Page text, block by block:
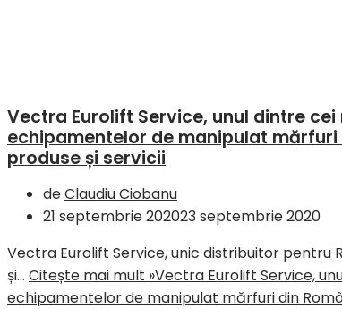
Vectra Eurolift Service, unul dintre
echipamentelor de manipulat
produse și servicii
deClaudiu Ciobanu
21 septembrie 202023 septembrie 2020
Vectra Eurolift Service, unic distribuitor pentru
și… Citește mai mult »Vectra Eurolift Service,
echipamentelor de manipulat mărfuri din